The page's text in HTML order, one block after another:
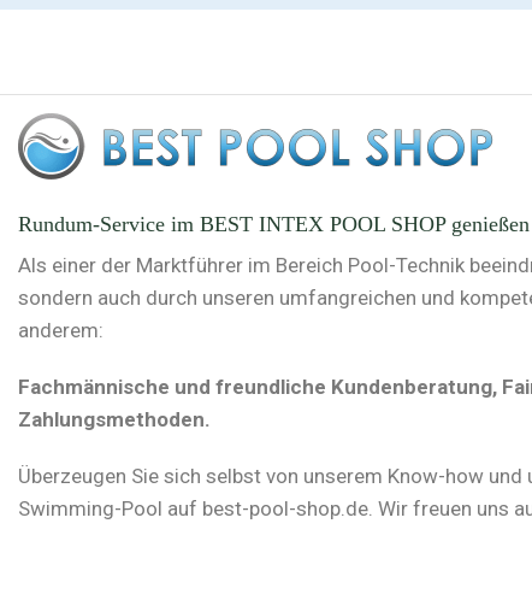
Rundum-Service im BEST INTEX POOL SHOP genießen
Als einer der Marktführer im Bereich Pool-Technik
sondern auch durch unseren umfangreichen und
anderem:
Fachmännische und freundliche Kundenberatung,
Zahlungsmethoden.
Überzeugen Sie sich selbst von unserem Know-how
Swimming-Pool auf best-pool-shop.de. Wir freuen uns